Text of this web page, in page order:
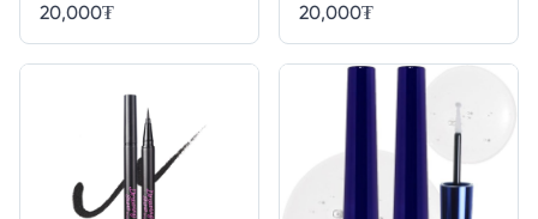
20,000₮ 20,000₮